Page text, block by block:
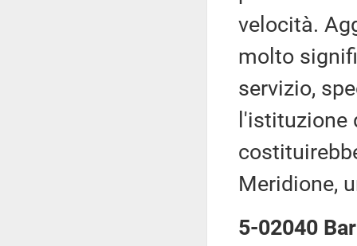
velocità.
molto
servizio,
Meridione,
5-02040